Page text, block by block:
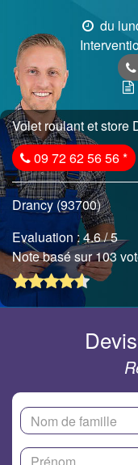
du
Volet roulant et store
09 72 62 56 56*
Drancy (93700)
Evaluation :4.6/ 5
Note basé sur 103